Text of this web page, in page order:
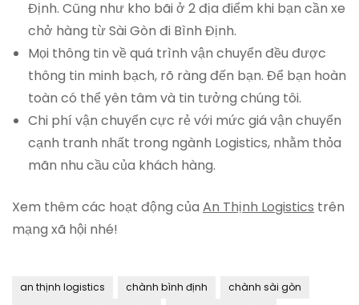
Định. Cũng như kho bãi ở 2 địa điểm khi bạn cần xe
chở hàng từ Sài Gòn đi Bình Định.
Mọi thông tin về quá trình vận chuyển đều được
thông tin minh bạch, rõ ràng đến bạn. Để bạn hoàn
toàn có thể yên tâm và tin tưởng chúng tôi.
Chi phí vận chuyển cực rẻ với mức giá vận chuyển
cạnh tranh nhất trong ngành Logistics, nhằm thỏa
mãn nhu cầu của khách hàng.
Xem thêm các hoạt động của An Thịnh Logistics trên
mạng xã hội nhé!
an thịnh logistics chành bình định
chành sài gòn